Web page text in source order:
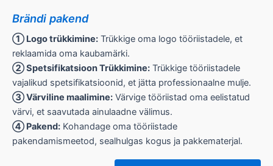
Brändi pakend
① Logo trükkimine: Trükkige oma logo tööriistadele, et
reklaamida oma kaubamärki.
② Spetsifikatsioon Trükkimine: Trükkige tööriistadele
vajalikud spetsifikatsioonid, et jätta professionaalne mulje.
③ Värviline maalimine: Värvige tööriistad oma eelistatud
värvi, et saavutada ainulaadne välimus.
④ Pakend: Kohandage oma tööriistade
pakendamismeetod, sealhulgas kogus ja pakkematerjal.